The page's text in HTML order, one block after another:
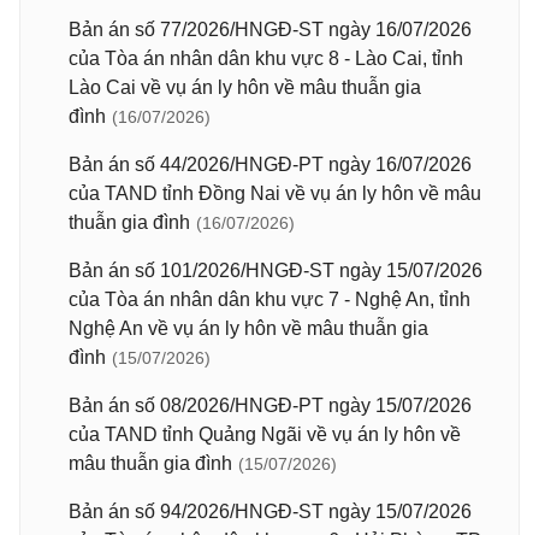
Bản án số 77/2026/HNGĐ-ST ngày 16/07/2026
của Tòa án nhân dân khu vực 8 - Lào Cai, tỉnh
Lào Cai về vụ án ly hôn về mâu thuẫn gia
đình (16/07/2026)
Bản án số 44/2026/HNGĐ-PT ngày 16/07/2026
của TAND tỉnh Đồng Nai về vụ án ly hôn về mâu
thuẫn gia đình (16/07/2026)
Bản án số 101/2026/HNGĐ-ST ngày 15/07/2026
của Tòa án nhân dân khu vực 7 - Nghệ An, tỉnh
Nghệ An về vụ án ly hôn về mâu thuẫn gia
đình (15/07/2026)
Bản án số 08/2026/HNGĐ-PT ngày 15/07/2026
của TAND tỉnh Quảng Ngãi về vụ án ly hôn về
mâu thuẫn gia đình (15/07/2026)
Bản án số 94/2026/HNGĐ-ST ngày 15/07/2026